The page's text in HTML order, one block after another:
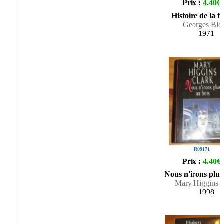
Prix : 4.40€
Histoire de la
Georges
1971
R09171
Prix : 4.40€
Nous n'irons
Mary Higgins
1998